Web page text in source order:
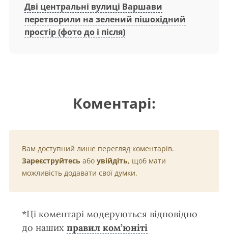
Дві центральні вулиці Варшави
перетворили на зелений пішохідний
простір (фото до і після)
Коментарі:
Вам доступний лише перегляд коментарів.
Зареєструйтесь або увійдіть, щоб мати
можливість додавати свої думки.
*Ці коментарі модеруються відповідно
до наших правил ком’юніті